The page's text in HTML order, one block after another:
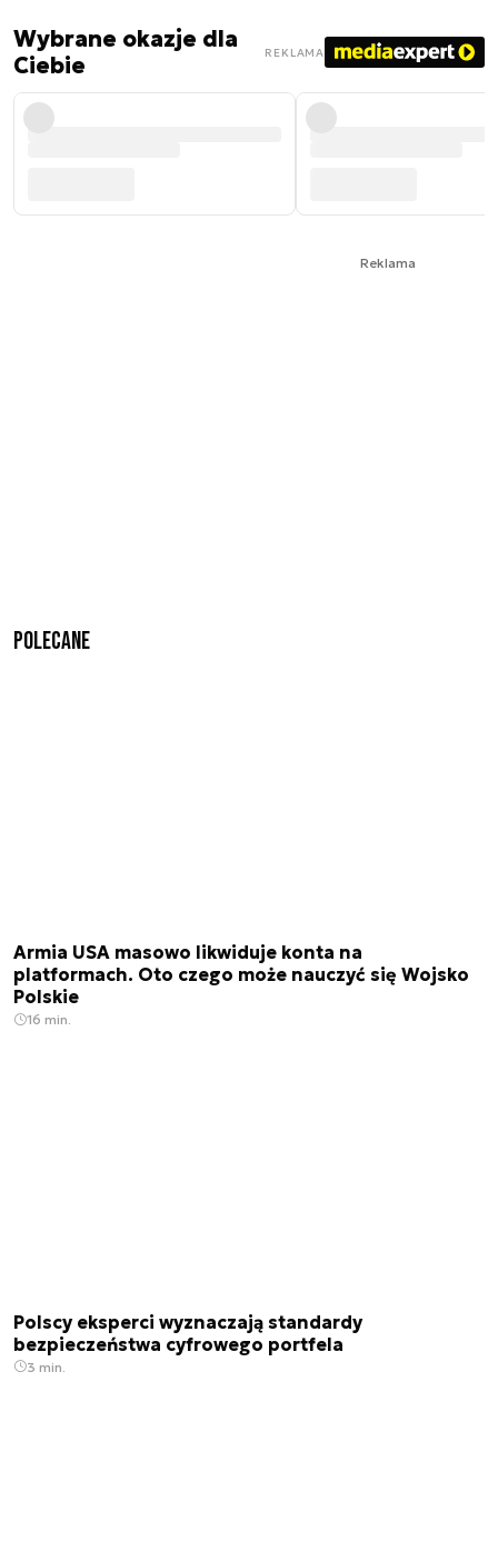
Wybrane okazje dla
Ciebie
REKLAMA
Reklama
Polecane
Armia USA masowo likwiduje konta na
platformach. Oto czego może nauczyć się Wojsko
Polskie
16 min.
Polscy eksperci wyznaczają standardy
bezpieczeństwa cyfrowego portfela
3 min.